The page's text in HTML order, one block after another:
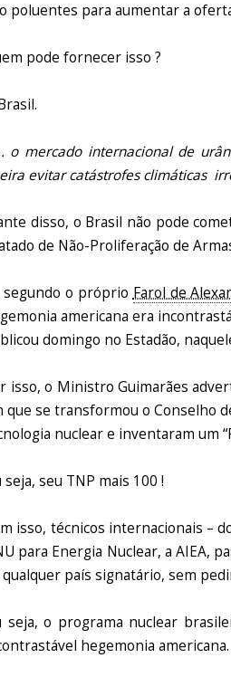
poluentes para aumentar a
pode fornecer isso ?
o mercado internacional de
evitar catástrofes climáticas
disso, o Brasil não pode
de Não-Proliferação de
segundo o próprio Farol de
americana era
domingo no Estadão,
isso, o Ministro Guimarães
que se transformou o Conselho
nuclear e inventaram um
seja, seu TNP mais 100 !
isso, técnicos internacionais –
para Energia Nuclear, a AIEA,
país signatário, sem
seja, o programa nuclear
hegemonia americana.